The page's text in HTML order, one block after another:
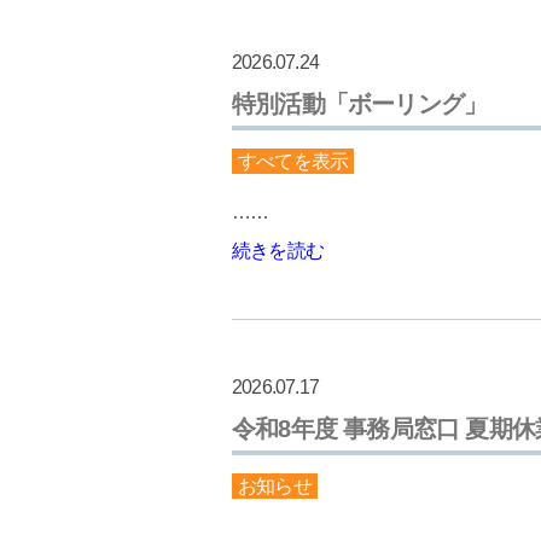
2026.07.24
特別活動「ボーリング」
すべてを表示
……
続きを読む
2026.07.17
令和8年度 事務局窓口 夏期
お知らせ